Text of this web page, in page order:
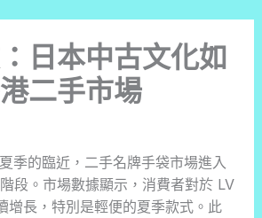
日本中古文化如
二手市場
季的臨近，二手名牌手袋市場進入
段。市場數據顯示，消費者對於 LV
增長，特別是輕便的夏季款式。此